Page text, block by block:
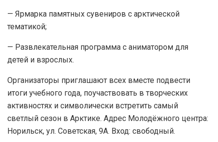
— Ярмарка памятных сувениров с арктической
тематикой;
— Развлекательная программа с аниматором для
детей и взрослых.
Организаторы приглашают всех вместе подвести
итоги учебного года, поучаствовать в творческих
активностях и символически встретить самый
светлый сезон в Арктике. Адрес Молодёжного центра:
Норильск, ул. Советская, 9А. Вход: свободный.